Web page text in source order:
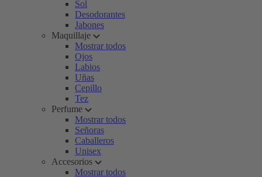
Sol
Desodorantes
Jabones
Maquillaje
Mostrar todos
Ojos
Labios
Uñas
Cepillo
Tez
Perfume
Mostrar todos
Señoras
Caballeros
Unisex
Accesorios
Mostrar todos